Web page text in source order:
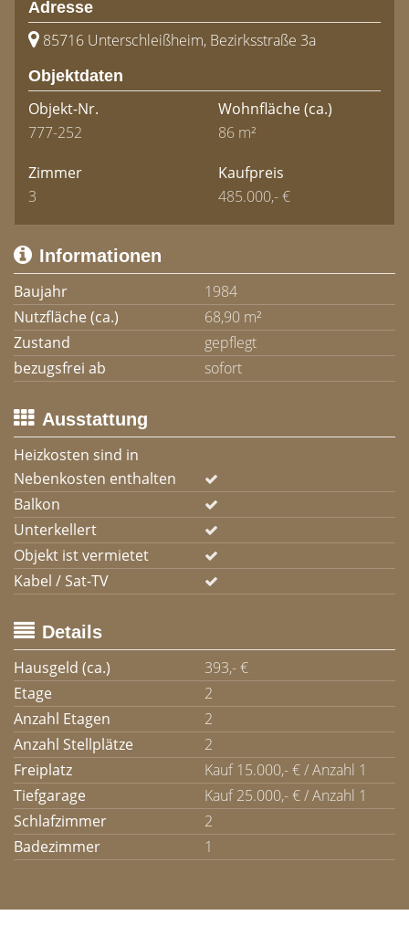
Adresse
85716 Unterschleißheim, Bezirksstraße 3a
Objektdaten
Objekt-Nr.
777-252
Wohnfläche(ca.)
86 m²
Zimmer
3
Kaufpreis
485.000,- €
Informationen
Baujahr
1984
Nutzfläche (ca.)
68,90 m²
Zustand
gepflegt
bezugsfrei ab
sofort
Ausstattung
Heizkosten sind in
Nebenkosten enthalten
Balkon
Unterkellert
Objekt ist vermietet
Kabel / Sat-TV
Details
Hausgeld (ca.)
393,- €
Etage
2
Anzahl Etagen
2
Anzahl Stellplätze
2
Freiplatz
Kauf 15.000,- € / Anzahl 1
Tiefgarage
Kauf 25.000,- € / Anzahl 1
Schlafzimmer
2
Badezimmer
1